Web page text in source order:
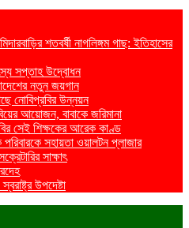
শতবর্ষী নাগলিঙ্গম গাছ: ইতিহাসের
সপ্তাহ উদ্বোধন
নতুন জয়গান
নোবিপ্রবির উন্নয়ন
আয়োজন, বাবাকে জরিমানা
সেই শিক্ষকের আরেক কাণ্ড
পরিবারকে সহায়তা ওয়ালটন প্লাজার
সাক্ষাৎ
উপদেষ্টা